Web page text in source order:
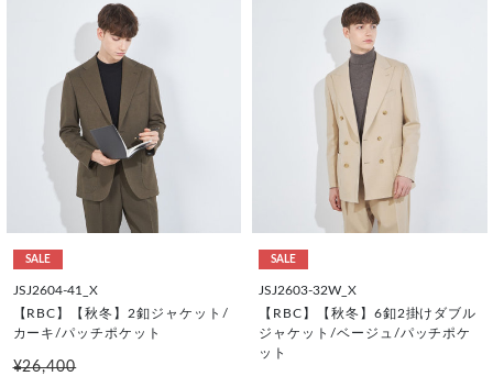
SALE
JSJ2604-41_X
【RBC】【秋冬】2釦ジャケット/
カーキ/パッチポケット
¥26,400
SALE
JSJ2603-32W_X
【RBC】【秋冬】6釦2掛けダブル
ジャケット/ベージュ/パッチポケ
ット